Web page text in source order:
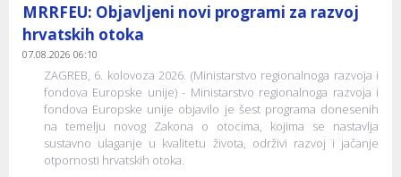
MRRFEU: Objavljeni novi programi za razvoj
hrvatskih otoka
07.08.2026 06:10
ZAGREB, 6. kolovoza 2026. (Ministarstvo regionalnoga razvoja i
fondova Europske unije) - Ministarstvo regionalnoga razvoja i
fondova Europske unije objavilo je šest programa donesenih
na temelju novog Zakona o otocima, kojima se nastavlja
sustavno ulaganje u kvalitetu života, održivi razvoj i jačanje
otpornosti hrvatskih otoka.